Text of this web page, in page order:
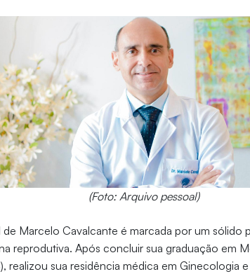
(Foto: Arquivo pessoal)
Marcelo Cavalcante é marcada por um sólido
reprodutiva. Após concluir sua graduação em
realizou sua residência médica em Ginecologia